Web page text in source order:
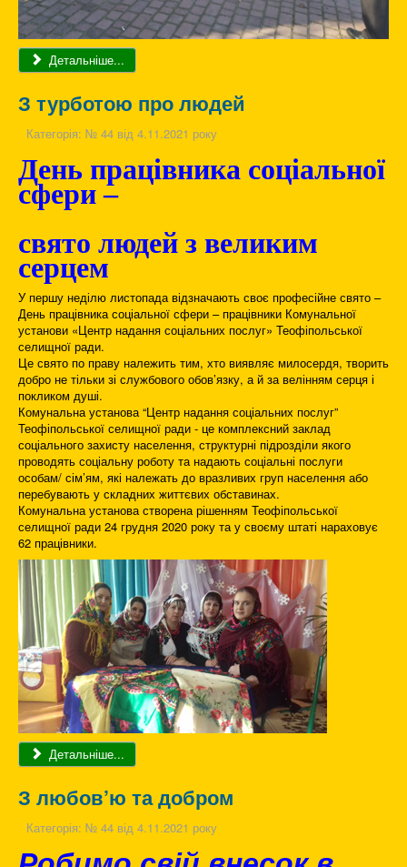
Детальніше...
З турботою про людей
Категорія: № 44 від 4.11.2021 року
День працівника соціальної
сфери –
свято людей з великим
серцем
У першу неділю листопада відзначають своє професійне свято –
День працівника соціальної сфери – працівники Комунальної
установи «Центр надання соціальних послуг» Теофіпольської
селищної ради.
Це свято по праву належить тим, хто виявляє милосердя, творить
добро не тільки зі службового обов’язку, а й за велінням серця і
покликом душі.
Комунальна установа “Центр надання соціальних послуг”
Теофіпольської селищної ради - це комплексний заклад
соціального захисту населення, структурні підрозділи якого
проводять соціальну роботу та надають соціальні послуги
особам/ сім’ям, які належать до вразливих груп населення або
перебувають у складних життєвих обставинах.
Комунальна установа створена рішенням Теофіпольської
селищної ради 24 грудня 2020 року та у своєму штаті нараховує
62 працівники.
Детальніше...
З любов’ю та добром
Категорія: № 44 від 4.11.2021 року